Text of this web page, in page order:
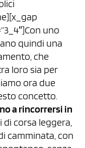
uno
quindi una
che
loro sia per
ora due
concetto.
a rincorrersi in
di corsa leggera,
camminata, con